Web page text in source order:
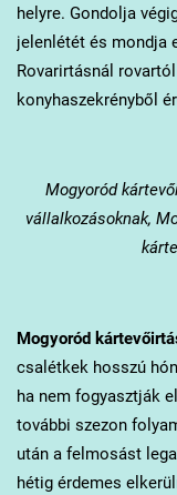
helyre. Gondolja
jelenlétét és mondja
Rovarirtásnál
konyhaszekrényből
Mogyoród
vállalkozásoknak,
Mogyoród
csalétkek hosszú
ha nem fogyasztják
további szezon
után a felmosást
hétig érdemes